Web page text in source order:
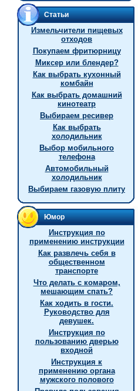
Статьи
Измельчители пищевых
отходов
Покупаем фритюрницу
Миксер или блендер?
Как выбрать кухонный
комбайн
Как выбрать домашний
кинотеатр
Выбираем ресивер
Как выбрать
холодильник
Выбор мобильного
телефона
Автомобильный
холодильник
Выбираем газовую плиту
Юмор
Инструкция по
применению инструкции
Как развлечь себя в
общественном
транспорте
Что делать с комаром,
мешающим спать?
Как ходить в гости.
Руководство для
девушек.
Инструкция по
пользованию дверью
входной
Инструкция к
применению органа
мужского полового